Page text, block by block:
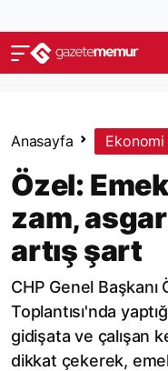
Anasayfa Ekonomi
Özel:
zam,
artış şart
CHP Genel
Toplantısı'nda
gidişata ve çalışan
dikkat çekerek,